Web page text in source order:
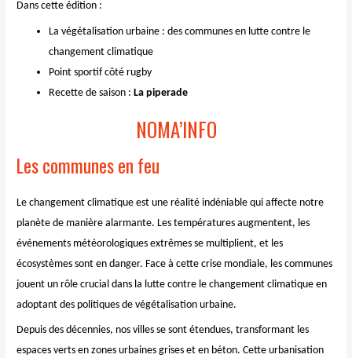
Dans cette édition :
La végétalisation urbaine : des communes en lutte contre le
changement climatique
Point sportif côté rugby
Recette de saison : La piperade
NOMA’INFO
Les communes en feu
Le changement climatique est une réalité indéniable qui affecte notre
planète de manière alarmante. Les températures augmentent, les
événements météorologiques extrêmes se multiplient, et les
écosystèmes sont en danger. Face à cette crise mondiale, les communes
jouent un rôle crucial dans la lutte contre le changement climatique en
adoptant des politiques de végétalisation urbaine.
Depuis des décennies, nos villes se sont étendues, transformant les
espaces verts en zones urbaines grises et en béton. Cette urbanisation